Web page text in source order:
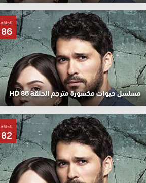
الحلقة
86
مسلسل حيوات مكسورة مترجم الحلقة 86 HD
الحلقة
82